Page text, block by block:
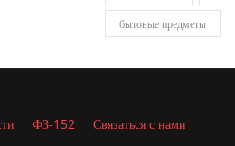
бытовые предметы
ФЗ-152 Связаться с нами